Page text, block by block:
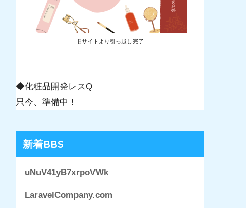
旧サイトより引っ越し完了
◆化粧品開発レスQ
只今、準備中！
新着BBS
uNuV41yB7xrpoVWk
LaravelCompany.com